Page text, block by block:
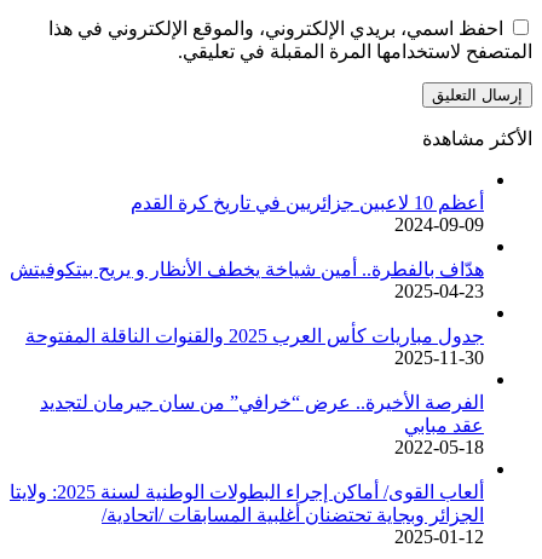
احفظ اسمي، بريدي الإلكتروني، والموقع الإلكتروني في هذا
المتصفح لاستخدامها المرة المقبلة في تعليقي.
الأكثر مشاهدة
أعظم 10 لاعبين جزائريين في تاريخ كرة القدم
2024-09-09
هدّاف بالفطرة.. أمين شياخة يخطف الأنظار و يريح بيتكوفيتش
2025-04-23
جدول مباريات كأس العرب 2025 والقنوات الناقلة المفتوحة
2025-11-30
الفرصة الأخيرة.. عرض “خرافي” من سان جيرمان لتجديد
عقد مبابي
2022-05-18
ألعاب القوى/ أماكن إجراء البطولات الوطنية لسنة 2025: ولايتا
الجزائر وبجاية تحتضنان أغلبية المسابقات /اتحادية/
2025-01-12